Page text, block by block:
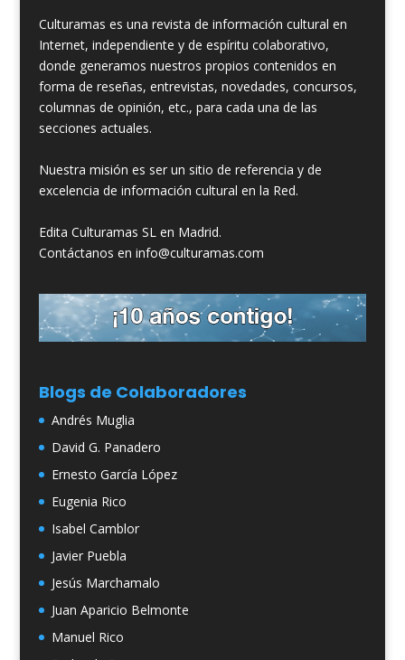
Culturamas es una revista de información cultural en
Internet, independiente y de espíritu colaborativo,
donde generamos nuestros propios contenidos en
forma de reseñas, entrevistas, novedades, concursos,
columnas de opinión, etc., para cada una de las
secciones actuales.
Nuestra misión es ser un sitio de referencia y de
excelencia de información cultural en la Red.
Edita Culturamas SL en Madrid.
Contáctanos en info@culturamas.com
Blogs de Colaboradores
Andrés Muglia
David G. Panadero
Ernesto García López
Eugenia Rico
Isabel Camblor
Javier Puebla
Jesús Marchamalo
Juan Aparicio Belmonte
Manuel Rico